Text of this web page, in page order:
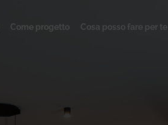
Come progetto Cosa posso fare per te